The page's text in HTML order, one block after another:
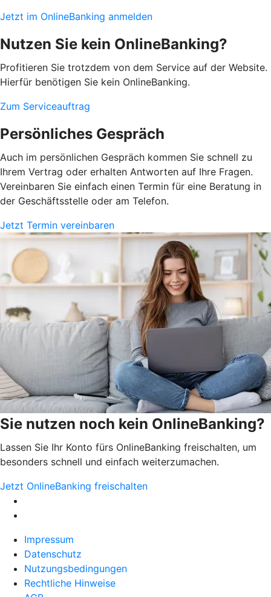
Jetzt im OnlineBanking anmelden
Nutzen Sie kein OnlineBanking?
Profitieren Sie trotzdem von dem Service auf der Website.
Hierfür benötigen Sie kein OnlineBanking.
Zum Serviceauftrag
Persönliches Gespräch
Auch im persönlichen Gespräch kommen Sie schnell zu
Ihrem Vertrag oder erhalten Antworten auf Ihre Fragen.
Vereinbaren Sie einfach einen Termin für eine Beratung in
der Geschäftsstelle oder am Telefon.
Jetzt Termin vereinbaren
Sie nutzen noch kein OnlineBanking?
Lassen Sie Ihr Konto fürs OnlineBanking freischalten, um
besonders schnell und einfach weiterzumachen.
Jetzt OnlineBanking freischalten
Impressum
Datenschutz
Nutzungsbedingungen
Rechtliche Hinweise